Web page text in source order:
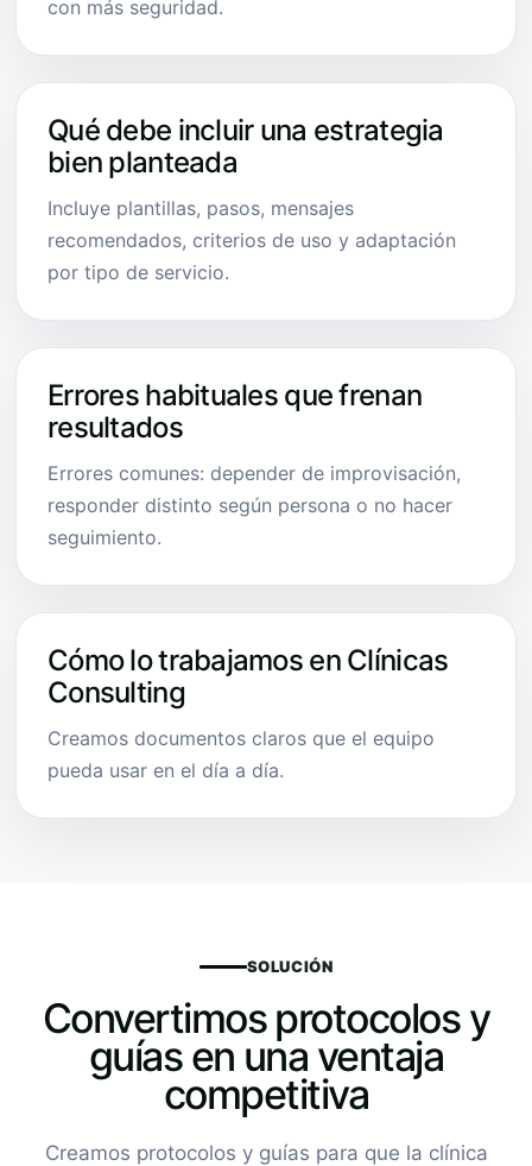
con más seguridad.
Qué debe incluir una estrategia
bien planteada
Incluye plantillas, pasos, mensajes
recomendados, criterios de uso y adaptación
por tipo de servicio.
Errores habituales que frenan
resultados
Errores comunes: depender de improvisación,
responder distinto según persona o no hacer
seguimiento.
Cómo lo trabajamos en Clínicas
Consulting
Creamos documentos claros que el equipo
pueda usar en el día a día.
SOLUCIÓN
Convertimos protocolos y
guías en una ventaja
competitiva
Creamos protocolos y guías para que la clínica